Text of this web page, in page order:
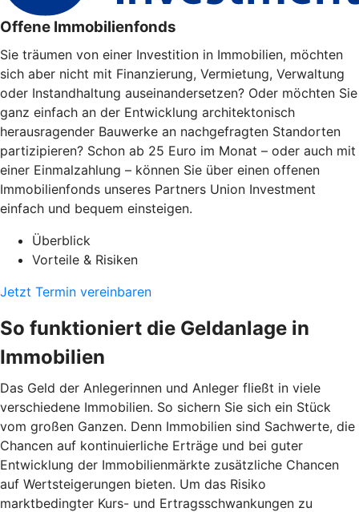
Offene Immobilienfonds
Sie träumen von einer Investition in Immobilien, möchten
sich aber nicht mit Finanzierung, Vermietung, Verwaltung
oder Instandhaltung auseinandersetzen? Oder möchten Sie
ganz einfach an der Entwicklung architektonisch
herausragender Bauwerke an nachgefragten Standorten
partizipieren? Schon ab 25 Euro im Monat – oder auch mit
einer Einmalzahlung – können Sie über einen offenen
Immobilienfonds unseres Partners Union Investment
einfach und bequem einsteigen.
Überblick
Vorteile & Risiken
Jetzt Termin vereinbaren
So funktioniert die Geldanlage in
Immobilien
Das Geld der Anlegerinnen und Anleger fließt in viele
verschiedene Immobilien. So sichern Sie sich ein Stück
vom großen Ganzen. Denn Immobilien sind Sachwerte, die
Chancen auf kontinuierliche Erträge und bei guter
Entwicklung der Immobilienmärkte zusätzliche Chancen
auf Wertsteigerungen bieten. Um das Risiko
marktbedingter Kurs- und Ertragsschwankungen zu